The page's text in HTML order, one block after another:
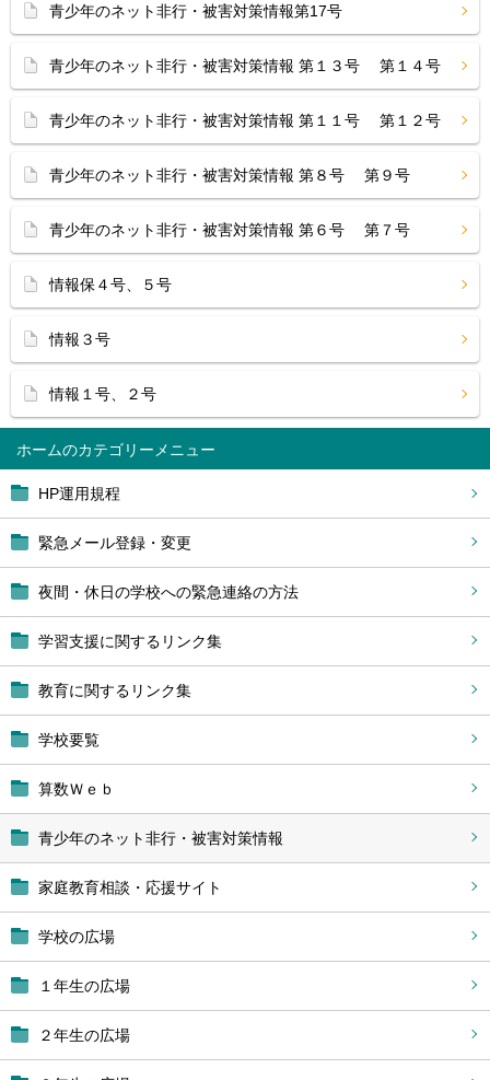
ホーム
HP運用規程
緊急メール登録・変更
夜間・休日の学校への緊急連絡の方法
学習支援に関するリンク集
教育に関するリンク集
学校要覧
算数Ｗｅｂ
青少年のネット非行・被害対策情報
家庭教育相談・応援サイト
学校の広場
１年生の広場
２年生の広場
青少年のネット非行・被害対策情報第17号
青少年のネット非行・被害対策情報 第１３号 第１４号
青少年のネット非行・被害対策情報 第１１号 第１２号
青少年のネット非行・被害対策情報 第８号 第９号
青少年のネット非行・被害対策情報 第６号 第７号
情報保４号、５号
情報３号
情報１号、２号